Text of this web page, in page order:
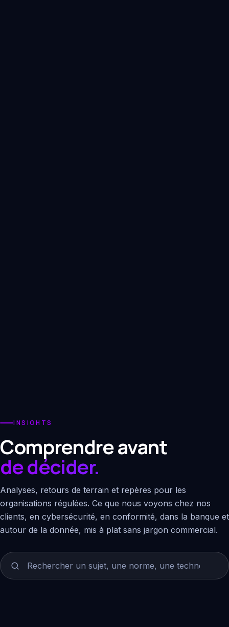
INSIGHTS
Comprendre avant
de décider.
Analyses, retours de terrain et repères pour les
organisations régulées. Ce que nous voyons chez nos
clients, en cybersécurité, en conformité, dans la banque et
autour de la donnée, mis à plat sans jargon commercial.
Rechercher un article